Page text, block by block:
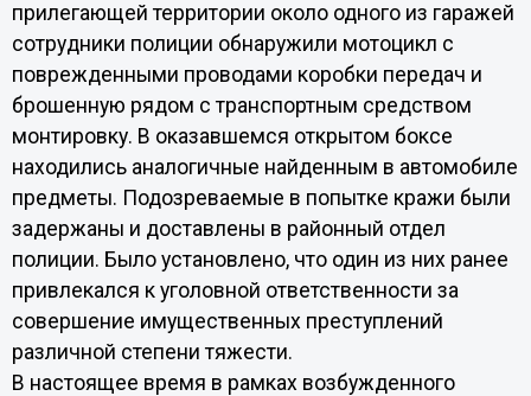
прилегающей территории около одного из гаражей
сотрудники полиции обнаружили мотоцикл с
поврежденными проводами коробки передач и
брошенную рядом с транспортным средством
монтировку. В оказавшемся открытом боксе
находились аналогичные найденным в автомобиле
предметы. Подозреваемые в попытке кражи были
задержаны и доставлены в районный отдел
полиции. Было установлено, что один из них ранее
привлекался к уголовной ответственности за
совершение имущественных преступлений
различной степени тяжести.
В настоящее время в рамках возбужденного